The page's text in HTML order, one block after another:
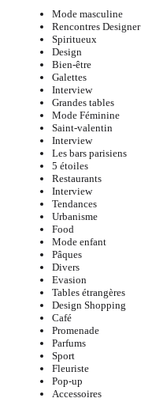
Mode masculine
Rencontres Designer
Spiritueux
Design
Bien-être
Galettes
Interview
Grandes tables
Mode Féminine
Saint-valentin
Interview
Les bars parisiens
5 étoiles
Restaurants
Interview
Tendances
Urbanisme
Food
Mode enfant
Pâques
Divers
Evasion
Tables étrangères
Design Shopping
Café
Promenade
Parfums
Sport
Fleuriste
Pop-up
Accessoires